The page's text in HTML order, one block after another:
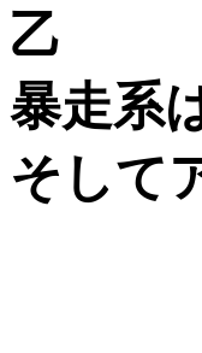
乙
暴走系
そして